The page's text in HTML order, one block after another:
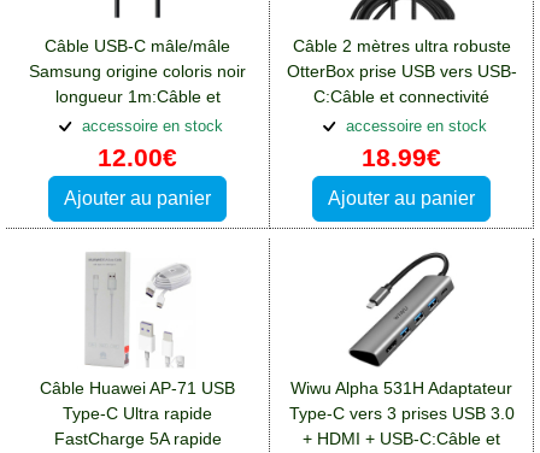
Câble USB-C mâle/mâle
Samsung origine coloris noir
longueur 1m:Câble et
connectivité Blackberry Key2
accessoire en stock
12.00€
Ajouter au panier
Câble 2 mètres ultra robuste
OtterBox prise USB vers USB-
C:Câble et connectivité
Blackberry Key2
accessoire en stock
18.99€
Ajouter au panier
Câble Huawei AP-71 USB
Type-C Ultra rapide
FastCharge 5A rapide
Wiwu Alpha 531H Adaptateur
Type-C vers 3 prises USB 3.0
+ HDMI + USB-C:Câble et